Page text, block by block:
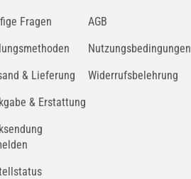
Fragen
& Lieferung
& Erstattung
AGB
Nutzungsbedingungen
Widerrufsbelehrung